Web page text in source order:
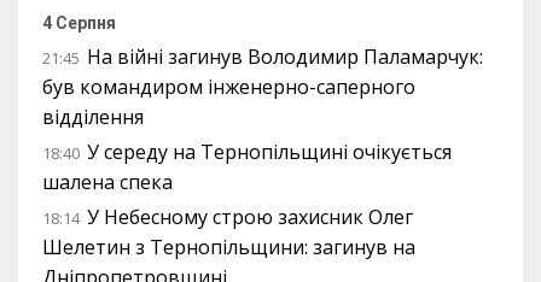
4 Серпня
21:45 На війні загинув Володимир Паламарчук:
був командиром інженерно-саперного
відділення
18:40 У середу на Тернопільщині очікується
шалена спека
18:14 У Небесному строю захисник Олег
Шелетин з Тернопільщини: загинув на